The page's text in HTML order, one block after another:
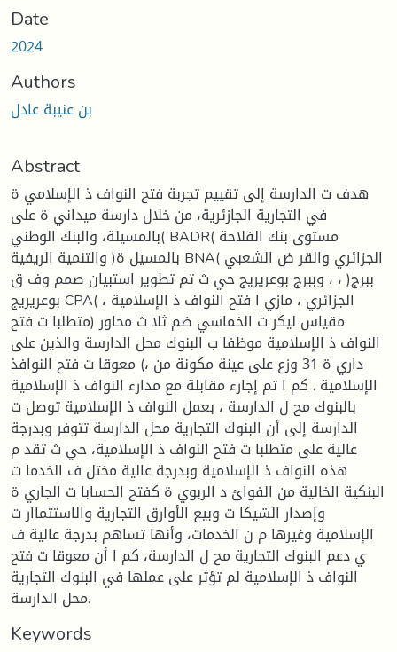
Date
2024
Authors
بن عنيبة عادل
Abstract
هدف ت الدارسة إلى تقييم تجربة فتح النواف ذ الإسلامي ة
في التجارية الجازئرية، من خلال دارسة ميداني ة على
)بالمسيلة، والبنك الوطني BADR( مستوى بنك الفلاحة
والتنمية الريفية )بالمسيل ة BNA( الجزائري والقر ض الشعبي
، وببرج بوعريريج حي ث تم تطوير استبيان صمم وف ق ، )ببرج
بوعريريج CPA( الجزائري ، مازي ا فتح النواف ذ الإسلامية ،
مقياس ليكر ت الخماسي ضم ثلا ث محاور (متطلبا ت فتح
النواف ذ الإسلامية موظفا ب البنوك محل الدارسة والذين على
داري ة 31 وزع على عينة مكونة من ،) معوقا ت فتح النوافذ
الإسلامية . كم ا تم إجارء مقابلة مع مدارء النواف ذ الإسلامية
بالبنوك مح ل الدارسة ، بعمل النواف ذ الإسلامية توصل ت
الدارسة إلى أن البنوك التجارية محل الدارسة تتوفر وبدرجة
عالية على متطلبا ت فتح النواف ذ الإسلامية، حي ث تقد م
هذه النواف ذ الإسلامية وبدرجة عالية مختل ف الخدما ت
البنكية الخالية من الفوائ د الربوي ة كفتح الحسابا ت الجاري ة
وإصدار الشيكا ت وبيع الأوارق التجارية والاستثماار ت
الإسلامية وغيرها م ن الخدمات، وأنها تساهم بدرجة عالية ف
ي دعم البنوك التجارية مح ل الدارسة، كم ا أن معوقا ت فتح
النواف ذ الإسلامية لم تؤثر على عملها في البنوك التجارية
محل الدارسة.
Keywords